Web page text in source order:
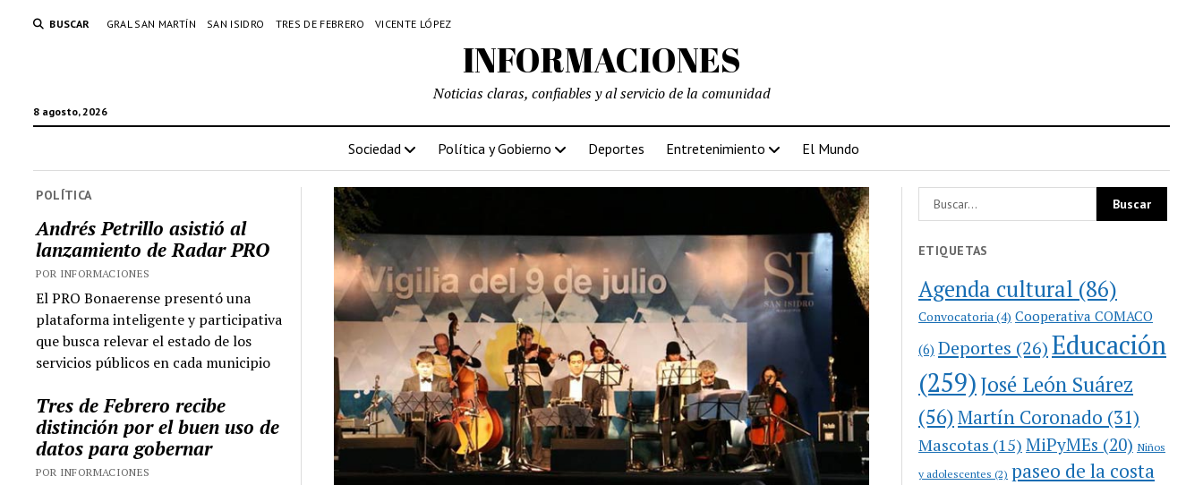
BUSCAR GRAL SAN MARTÍN SAN ISIDRO TRES DE FEBRERO VICENTE LÓPEZ
INFORMACIONES
8 agosto, 2026
Noticias claras, confiables y al servicio de la comunidad
Sociedad Política y Gobierno Deportes Entretenimiento El Mundo
POLÍTICA
Andrés Petrillo asistió al
lanzamiento de Radar PRO
POR INFORMACIONES
El PRO Bonaerense presentó una
plataforma inteligente y participativa
que busca relevar el estado de los
servicios públicos en cada municipio
Tres de Febrero recibe
distinción por el buen uso de
datos para gobernar
POR INFORMACIONES
ETIQUETAS
Agenda cultural (86)
Convocatoria (4) Cooperativa COMACO
(6) Deportes (26)Educación
(259)José León Suárez
(56)Martín Coronado (31)
Mascotas (15) MiPyMEs (20) Niños
y adolescentes (2) paseo de la costa